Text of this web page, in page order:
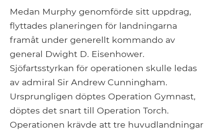
Medan Murphy genomförde sitt uppdrag,
flyttades planeringen för landningarna
framåt under generellt kommando av
general Dwight D. Eisenhower.
Sjöfartsstyrkan för operationen skulle ledas
av admiral Sir Andrew Cunningham.
Ursprungligen döptes Operation Gymnast,
döptes det snart till Operation Torch.
Operationen krävde att tre huvudlandningar